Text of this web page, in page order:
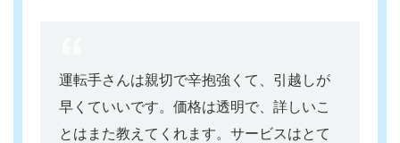
運転手さんは親切で辛抱強くて、引越しが
早くていいです。価格は透明で、詳しいこ
とはまた教えてくれます。サービスはとて